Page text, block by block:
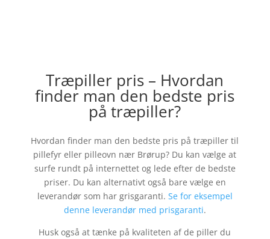
Træpiller pris – Hvordan
finder man den bedste pris
på træpiller?
Hvordan finder man den bedste pris på træpiller til
pillefyr eller pilleovn nær Brørup? Du kan vælge at
surfe rundt på internettet og lede efter de bedste
priser. Du kan alternativt også bare vælge en
leverandør som har grisgaranti. Se for eksempel
denne leverandør med prisgaranti.
Husk også at tænke på kvaliteten af de piller du